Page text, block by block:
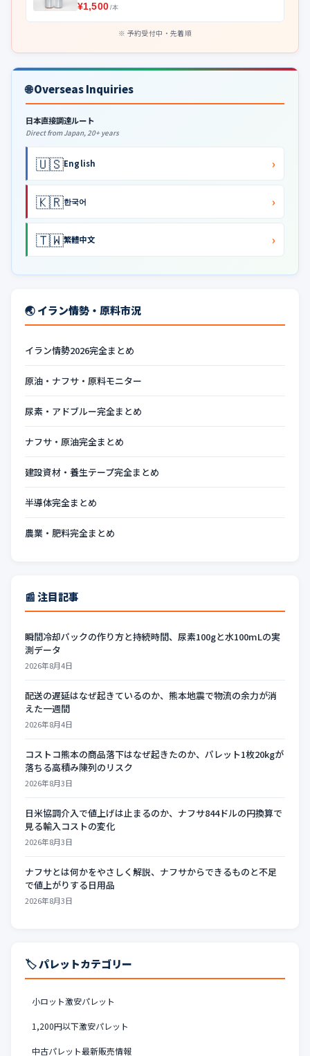
¥1,500 /本
予約受付中・先着順
🌐 Overseas Inquiries
日本直接調達ルート
Direct from Japan, 20+ years
🇺🇸English ›
🇰🇷한국어 ›
🇹🇼繁體中文 ›
🌏 イラン情勢・原料市況
イラン情勢2026完全まとめ
原油・ナフサ・原料モニター
尿素・アドブルー完全まとめ
ナフサ・原油完全まとめ
建設資材・養生テープ完全まとめ
半導体完全まとめ
農業・肥料完全まとめ
📰 注目記事
瞬間冷却パックの作り方と持続時間、尿素100gと水100mLの実
測データ
2026年8月4日
配送の遅延はなぜ起きているのか、熊本地震で物流の余力が消
えた一週間
2026年8月4日
コストコ熊本の商品落下はなぜ起きたのか、パレット1枚20kgが
落ちる高積み陳列のリスク
2026年8月3日
日米協調介入で値上げは止まるのか、ナフサ844ドルの円換算で
見る輸入コストの変化
2026年8月3日
ナフサとは何かをやさしく解説、ナフサからできるものと不足
で値上がりする日用品
2026年8月3日
🏷️ パレットカテゴリー
小ロット激安パレット
1,200円以下激安パレット
中古パレット最新販売情報